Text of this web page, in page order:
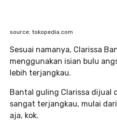
source: tokopedia.com
Sesuai namanya, Clarissa
menggunakan isian bulu
lebih terjangkau.
Bantal guling Clarissa dijual
sangat terjangkau, mulai
aja, kok.